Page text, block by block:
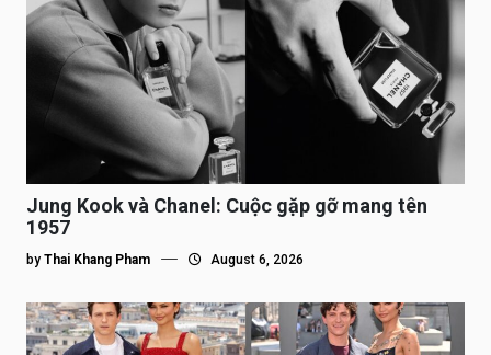
Jung Kook và Chanel: Cuộc gặp gỡ mang tên
1957
by Thai Khang Pham August 6, 2026